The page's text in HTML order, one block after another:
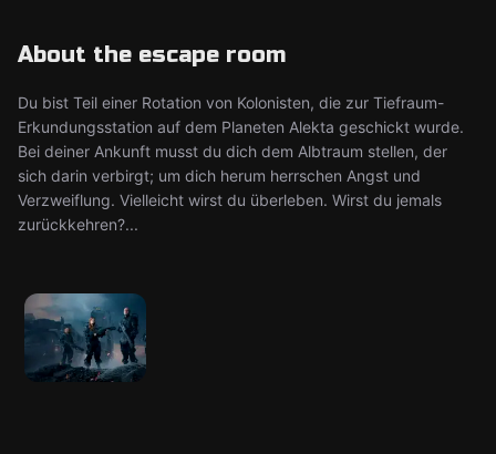
About the escape room
Du bist Teil einer Rotation von Kolonisten, die zur Tiefraum-
Erkundungsstation auf dem Planeten Alekta geschickt wurde.
Bei deiner Ankunft musst du dich dem Albtraum stellen, der
sich darin verbirgt; um dich herum herrschen Angst und
Verzweiflung. Vielleicht wirst du überleben. Wirst du jemals
zurückkehren?...